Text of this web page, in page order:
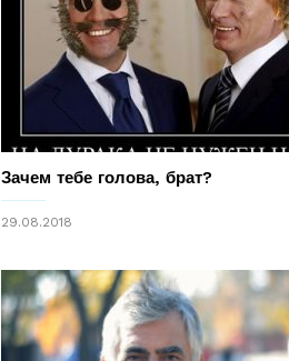
Зачем тебе голова, брат?
29.08.2018